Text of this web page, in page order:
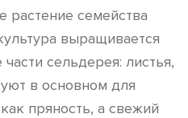
растение семейства
выращивается
сельдерея: листья,
в основном для
пряность, а свежий